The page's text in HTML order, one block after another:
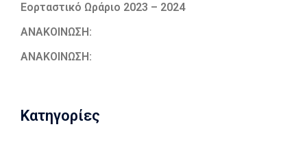
Εορταστικό Ωράριο 2023 – 2024
ΑΝΑΚΟΙΝΩΣΗ:
ΑΝΑΚΟΙΝΩΣΗ:
Kατηγορίες